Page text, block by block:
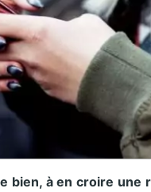
bien, à en croire une